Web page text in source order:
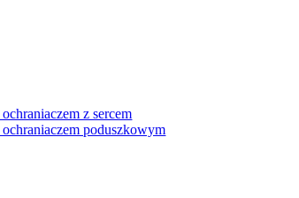
z sercem
poduszkowym